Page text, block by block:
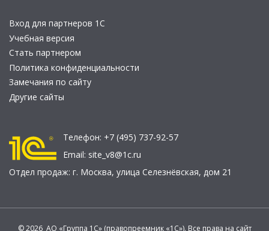
Вход для партнеров 1С
Учебная версия
Стать партнером
Политика конфиденциальности
Замечания по сайту
Другие сайты
Телефон: +7 (495) 737-92-57
Email: site_v8@1c.ru
Отдел продаж: г. Москва, улица Селезнёвская, дом 21
© 2026 АО «Группа 1С» (правопреемник «1С»). Все права на сайт